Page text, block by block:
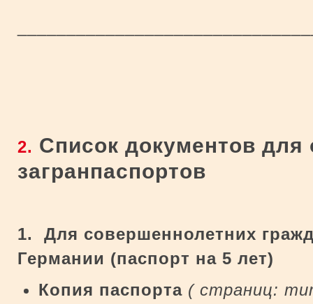
2. Список документов для
загранпаспортов
1. Для совершеннолетних
Германии (паспорт на 5 лет)
Копия паспорта ( страниц: